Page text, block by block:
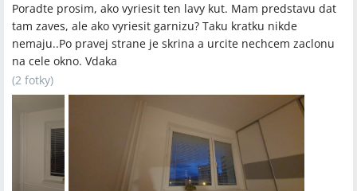
Poradte prosim, ako vyriesit ten lavy kut. Mam predstavu dat
tam zaves, ale ako vyriesit garnizu? Taku kratku nikde
nemaju..Po pravej strane je skrina a urcite nechcem zaclonu
na cele okno. Vdaka
(2 fotky)